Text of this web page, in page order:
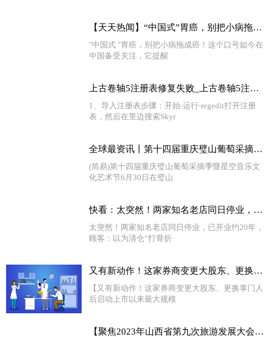
【天天热闻】“中国式”胃癌，别把小病拖成癌!这些不良习惯，要趁早改掉
"中国式 "胃癌，别把小病拖成癌！这个口号如今在
中国备受关注，它提醒
上古卷轴5注册表修复失败_上古卷轴5注册表修复
1、导入注册表步骤：开始-运行-regedit打开注册
表，然后在里边搜索Skyr
全球最资讯丨第十四届重庆璧山葡萄采摘季暨星空音乐文化艺术节开幕
(简易)第十四届重庆璧山葡萄采摘季暨星空音乐文
化艺术节6月30日在璧山
快看：太突然！两家知名老店同日停业，已开业约20年，顾客：以为清仓“打骨折”，却发现并不便宜
太突然！两家知名老店同日停业，已开业约20年，
顾客：以为清仓“打骨折
又有新动作！这家券商变更大股东、更换掌门人后 启动上市以来最大规模再融资
【又有新动作！这家券商变更大股东、更换掌门人
后启动上市以来最大规模
【聚焦2023年山西省第九次旅游发展大会】港澳旅行商入晋踩线